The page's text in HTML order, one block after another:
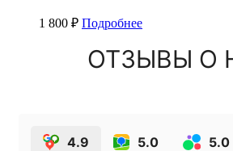
1 800 ₽ Подробнее
ОТЗЫВЫ О
4.9 5.0 5.0